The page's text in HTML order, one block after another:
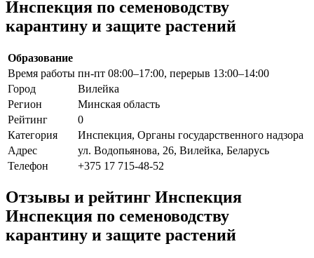
Инспекция по семеноводству
карантину и защите растений
Образование
Время работы пн-пт 08:00–17:00, перерыв 13:00–14:00
Город
Вилейка
Регион
Минская область
Рейтинг
0
Категория
Инспекция, Органы государственного надзора
Адрес
ул. Водопьянова, 26, Вилейка, Беларусь
Телефон
+375 17 715-48-52
Отзывы и рейтинг Инспекция
Инспекция по семеноводству
карантину и защите растений